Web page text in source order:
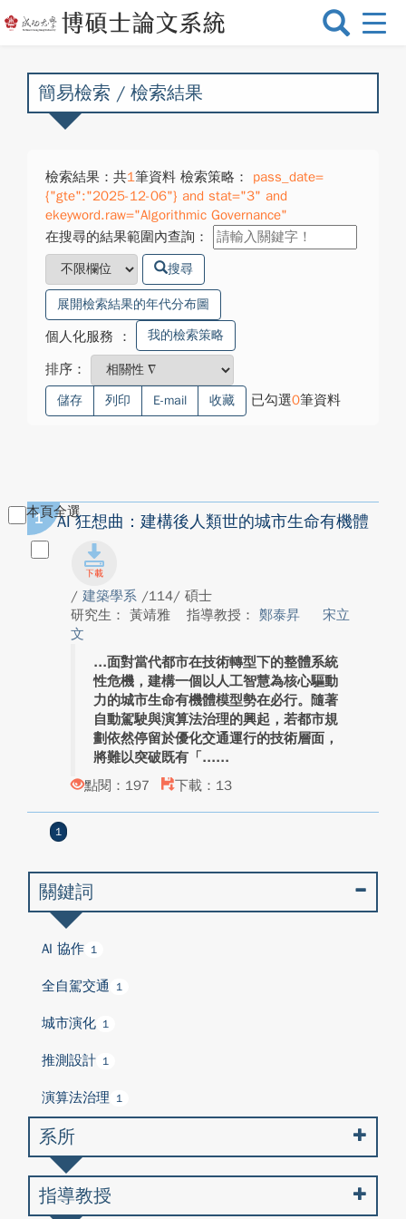
選
換
簡易檢索 / 檢索結果
檢索結果：共1筆資料 檢索策略：
pass_date=
{"gte":"2025-12-06"} and stat="3" and
ekeyword.raw="Algorithmic Governance"
在搜尋的結果範圍內查詢：
搜尋
展開檢索結果的年代分布圖
個人化服務 ： 我的檢索策略
排序：
儲存 列印 E-mail 收藏 已勾選0筆資料
本頁全選
1 AI 狂想曲：建構後人類世的城市生命有機體
/ 建築學系 /114/ 碩士
研究生： 黃靖雅
指導教授： 鄭泰昇
宋立
文
面對當代都市在技術轉型下的整體系統
性危機，建構一個以人工智慧為核心驅動
力的城市生命有機體模型勢在必行。隨著
自動駕駛與演算法治理的興起，若都市規
劃依然停留於優化交通運行的技術層面，
將難以突破既有「...
點閱：197
下載：13
1
關鍵詞
AI 協作 1
全自駕交通 1
城市演化 1
推測設計 1
演算法治理 1
系所
指導教授